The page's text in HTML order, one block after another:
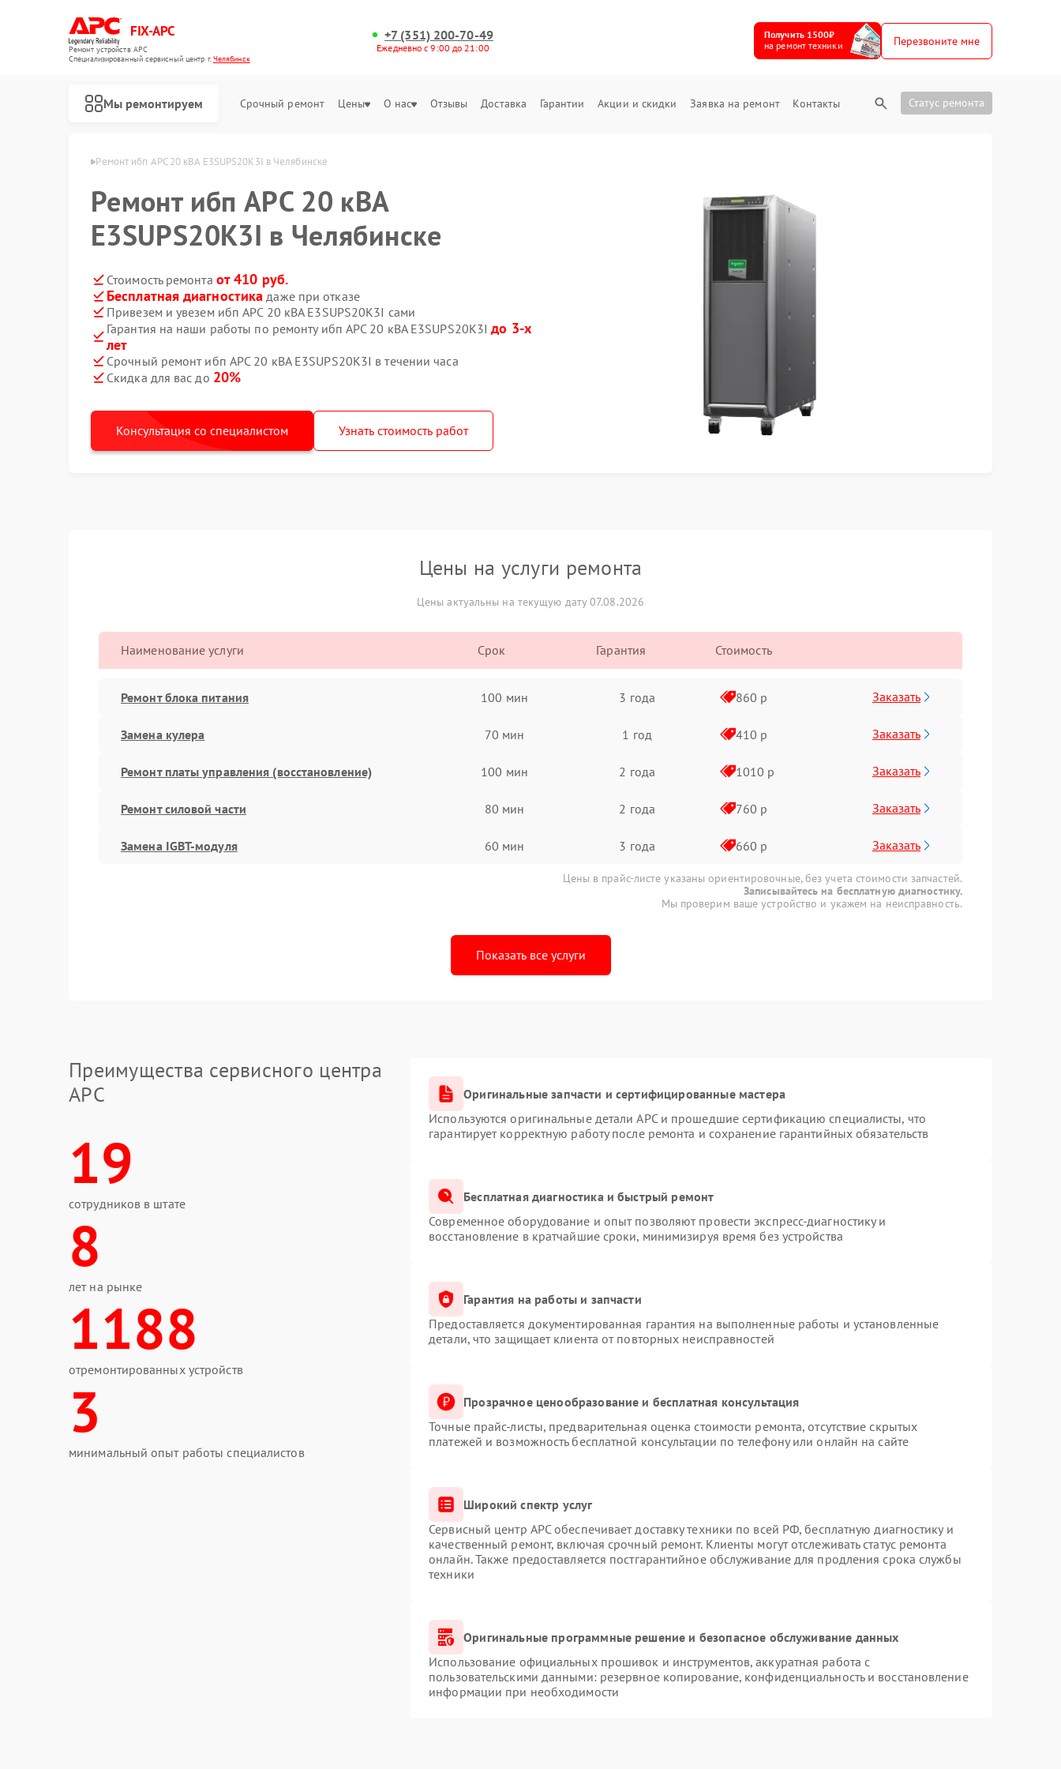
FIX-APC
Ремонт устройств APC
Специализированный cервисный центр г.Челябинск
+7 (351) 200-70-49
Ежедневно с 9:00 до 21:00
Получить 1500₽
на ремонт техники
Перезвоните мне
Мы ремонтируем Срочный ремонт Цены О нас Отзывы Доставка Гарантии Акции и скидки Заявка на ремонт Контакты Статус ремонта
APC в Челябинске Ремонт ибп APC 20 кВА E3SUPS20K3I в Челябинске
Ремонт ибп APC 20 кВА
E3SUPS20K3I в Челябинске
Стоимость ремонта от 410 руб.
Бесплатная диагностика даже при отказе
Привезем и увезем ибп APC 20 кВА E3SUPS20K3I сами
Гарантия на наши работы по ремонту ибп APC 20 кВА E3SUPS20K3Iдо 3-х
лет
Срочный ремонт ибп APC 20 кВА E3SUPS20K3I в течении часа
Скидка для вас до 20%
Консультация со специалистом Узнать стоимость работ
Цены на услуги ремонта
Цены актуальны на текущую дату 07.08.2026
Наименование услуги Срок Гарантия Стоимость
Ремонт блока питания 100 мин 3 года 860 р Заказать
Замена кулера 70 мин 1 год 410 р Заказать
Ремонт платы управления (восстановление) 100 мин 2 года 1010 р Заказать
Ремонт силовой части 80 мин 2 года 760 р Заказать
Замена IGBT-модуля 60 мин 3 года 660 р Заказать
Цены в прайс-листе указаны ориентировочные, без учета стоимости запчастей.
Записывайтесь на бесплатную диагностику.
Мы проверим ваше устройство и укажем на неисправность.
Показать все услуги
Преимущества сервисного центра
APC
19
сотрудников в штате
8
лет на рынке
1188
отремонтированных устройств
3
минимальный опыт работы специалистов
Оригинальные запчасти и сертифицированные мастера
Используются оригинальные детали APC и прошедшие сертификацию специалисты, что
гарантирует корректную работу после ремонта и сохранение гарантийных обязательств
Бесплатная диагностика и быстрый ремонт
Современное оборудование и опыт позволяют провести экспресс-диагностику и
восстановление в кратчайшие сроки, минимизируя время без устройства
Гарантия на работы и запчасти
Предоставляется документированная гарантия на выполненные работы и установленные
детали, что защищает клиента от повторных неисправностей
Прозрачное ценообразование и бесплатная консультация
Точные прайс-листы, предварительная оценка стоимости ремонта, отсутствие скрытых
платежей и возможность бесплатной консультации по телефону или онлайн на сайте
Широкий спектр услуг
Сервисный центр APC обеспечивает доставку техники по всей РФ, бесплатную диагностику и
качественный ремонт, включая срочный ремонт. Клиенты могут отслеживать статус ремонта
онлайн. Также предоставляется постгарантийное обслуживание для продления срока службы
техники
Оригинальные программные решение и безопасное обслуживание данных
Использование официальных прошивок и инструментов, аккуратная работа с
пользовательскими данными: резервное копирование, конфиденциальность и восстановление
информации при необходимости